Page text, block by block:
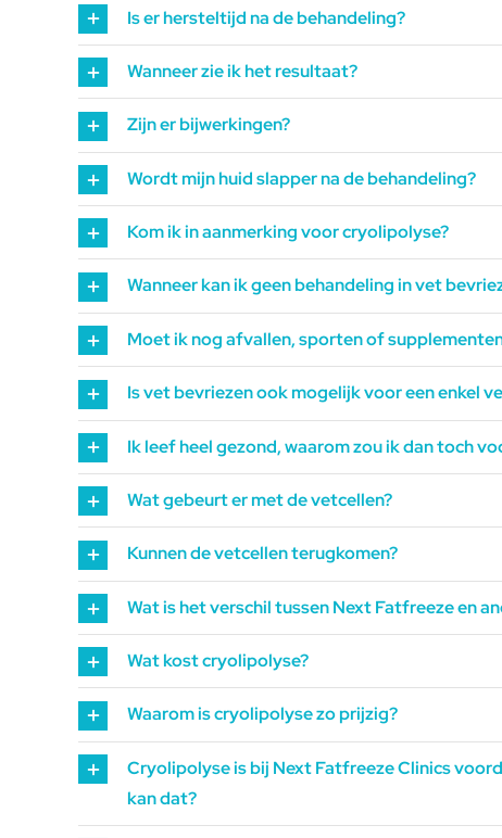
Is er hersteltijd na de behandeling?
Wanneer zie ik het resultaat?
Zijn er bijwerkingen?
Wordt mijn huid slapper na de behandeling?
Kom ik in aanmerking voor cryolipolyse?
Wanneer kan ik geen behandeling in vet
Moet ik nog afvallen, sporten of
Is vet bevriezen ook mogelijk voor een enkel
Ik leef heel gezond, waarom zou ik dan toch
Wat gebeurt er met de vetcellen?
Kunnen de vetcellen terugkomen?
Wat is het verschil tussen Next Fatfreeze en
Wat kost cryolipolyse?
Waarom is cryolipolyse zo prijzig?
Cryolipolyse is bij Next Fatfreeze Clinics
kan dat?